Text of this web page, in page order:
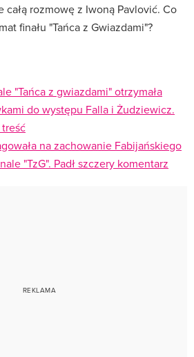
rozmowę z Iwoną Pavlović. Co
finału "Tańca z Gwiazdami"?
"Tańca z gwiazdami" otrzymała
do występu Falla i Żudziewicz.
treść
na zachowanie Fabijańskiego
"TzG". Padł szczery komentarz